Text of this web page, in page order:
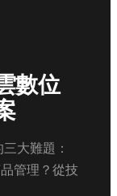
數位
大難題：
管理？從技